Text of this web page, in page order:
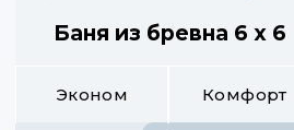
Баня из бревна 6 х 6
Эконом Комфорт